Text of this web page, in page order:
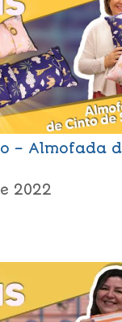
– Almofada
2022